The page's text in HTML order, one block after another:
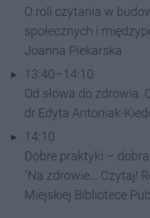
O roli czytania w
społecznych i
Joanna Piekarska
13:40–14:10
Od słowa do zdrowia.
dr Edyta Antoniak-
14:10
Dobre praktyki –
"Na zdrowie… Czytaj!
Miejskiej Bibliotece